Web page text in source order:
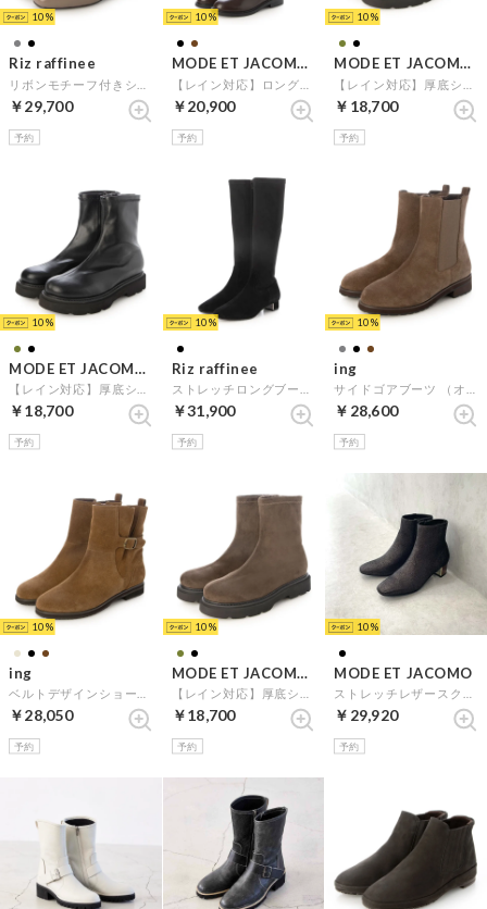
10
Riz raffinee
￥29,700
予約
10
MODE ET JACOMO carino
￥20,900
予約
10
MODE ET JACOMO carino
￥18,700
予約
10
MODE ET JACOMO carino
￥18,700
予約
10
Riz raffinee
￥31,900
予約
10
ing
￥28,600
予約
10
ing
￥28,050
予約
10
MODE ET JACOMO carino
￥18,700
予約
10
MODE ET JACOMO
￥29,920
予約